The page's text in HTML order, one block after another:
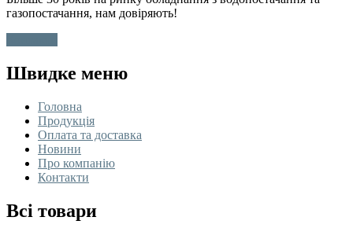
газопостачання, нам довіряють!
Швидке меню
Головна
Продукція
Оплата та доставка
Новини
Про компанію
Контакти
Всі товари